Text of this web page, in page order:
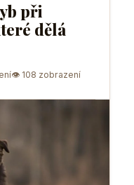
při
dělá
👁 108 zobrazení